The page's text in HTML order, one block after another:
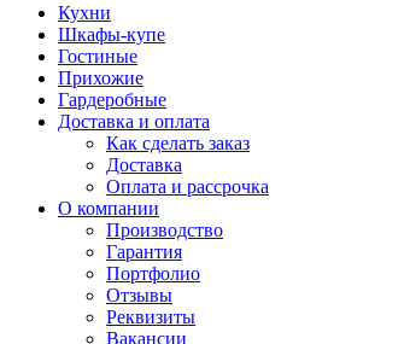
Кухни
Шкафы-купе
Гостиные
Прихожие
Гардеробные
Доставка и оплата
Как сделать заказ
Доставка
Оплата и рассрочка
О компании
Производство
Гарантия
Портфолио
Отзывы
Реквизиты
Вакансии